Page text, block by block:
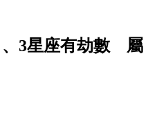
、3星座有劫數 屬